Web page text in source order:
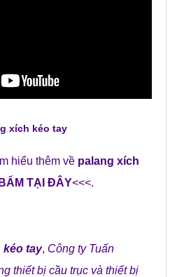
xích kéo tay
hiểu thêm về palang xích
BẤM TẠI ĐÂY<<<.
kéo tay, Công ty Tuấn
thiết bị cầu trục và thiết bị